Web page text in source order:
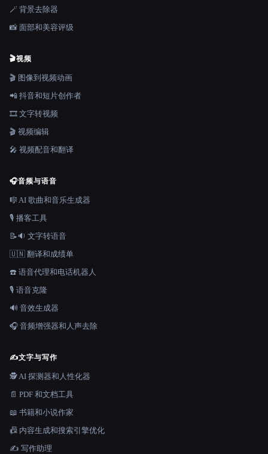
🪄 背景去除器
📸 面部和美容评级
🎬视频
🎬 图像到视频动画
📲 抖音和短片创作者
🎞️ 文字转视频
🎬 视频编辑
🎤 视频配音和翻译
🎧音频与语音
🎼 AI 歌曲和音乐生成器
🎙️ 播客工具
📝🔉 文字转语音
🇺🇳 翻译和成绩单
☎️ 语音代理和电话机器人
🎙️ 语音克隆
🔊 音效生成器
🎧 音频增强器和人声去除
✍️文字与写作
🕵️ AI 探测器和人性化器
📄 PDF 和文档工具
📖 书籍和小说作家
📠 内容生成和搜索引擎优化
✍️ 写作助理